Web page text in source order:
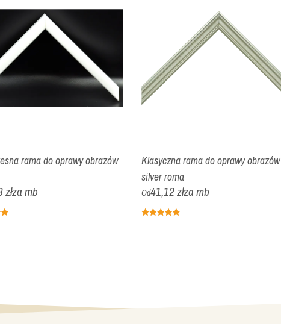
rama do oprawy obrazów
złza mb
Klasyczna rama do oprawy obrazów
silver roma
Od41,12 złza mb